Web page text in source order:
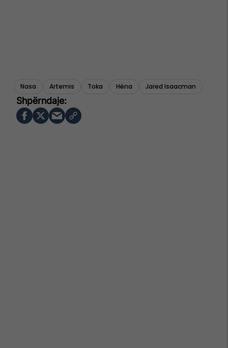
Nasa Artemis Toka Hëna Jared Isaacman